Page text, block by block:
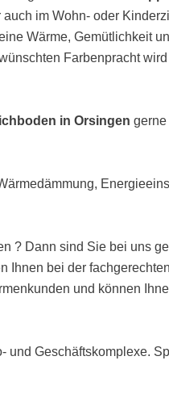
im Wohn- oder
Wärme, Gemütlichkeit
Farbenpracht
in Orsingen gerne
? Dann sind Sie bei uns
Ihnen bei der
und können
und Geschäftskomplexe.